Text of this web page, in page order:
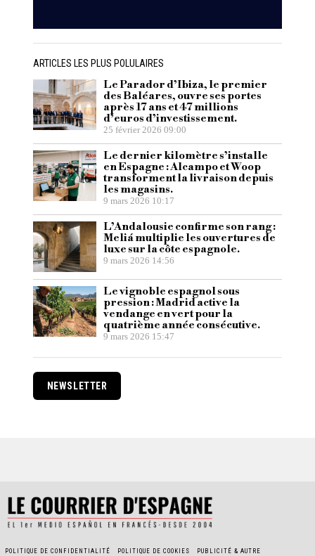
ARTICLES LES PLUS POLULAIRES
Le Parador d’Ibiza, le premier
des Baléares, ouvre ses portes
après 17 ans et 47 millions
d’euros d’investissement.
25 février 2026 09:00
Le dernier kilomètre s’installe
en Espagne : Alcampo et Woop
transforment la livraison depuis
les magasins.
9 mars 2026 10:17
L’Andalousie confirme son rang :
Meliá multiplie les ouvertures de
luxe sur la côte espagnole.
9 mars 2026 14:56
Le vignoble espagnol sous
pression : Madrid active la
vendange en vert pour la
quatrième année consécutive.
9 mars 2026 15:47
NEWSLETTER
POLITIQUE DE CONFIDENTIALITÉ POLITIQUE DE COOKIES PUBLICITÉ & AUTRE